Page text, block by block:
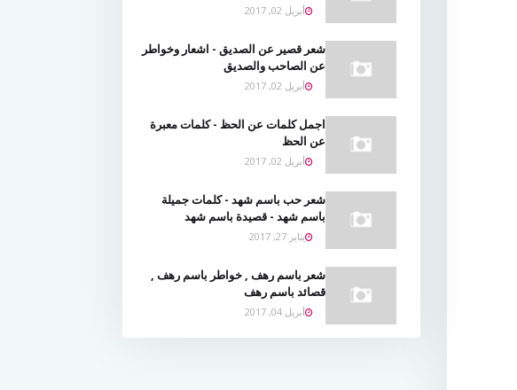
أبريل 02, 2017
شعر قصير عن الصديق - اشعار وخواطر
عن الصاحب والصديق
أبريل 02, 2017
اجمل كلمات عن الحظ - كلمات معبرة
عن الحظ
أبريل 02, 2017
شعر حب باسم شهد - كلمات جميلة
باسم شهد - قصيدة باسم شهد
يناير 27, 2017
شعر باسم رهف , خواطر باسم رهف ,
قصائد باسم رهف
أبريل 04, 2017